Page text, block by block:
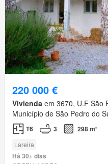
220 000 €
Vivienda em 3670, U.F São
Município de São Pedro do
T6 3 298 m²
Lareira
Há 30+ dias